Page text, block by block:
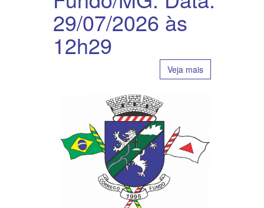
29/07/2026 às
12h29
Veja mais